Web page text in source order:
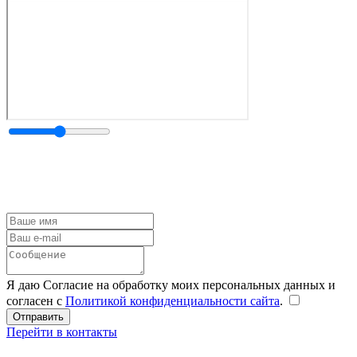
Я даю Согласие на обработку моих персональных данных и
согласен с Политикой конфиденциальности сайта.
Перейти в контакты